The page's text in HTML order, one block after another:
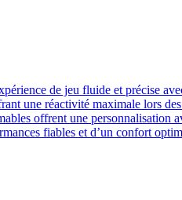
de jeu fluide et précise
une réactivité maximale lors
offrent une
fiables et d’un confort